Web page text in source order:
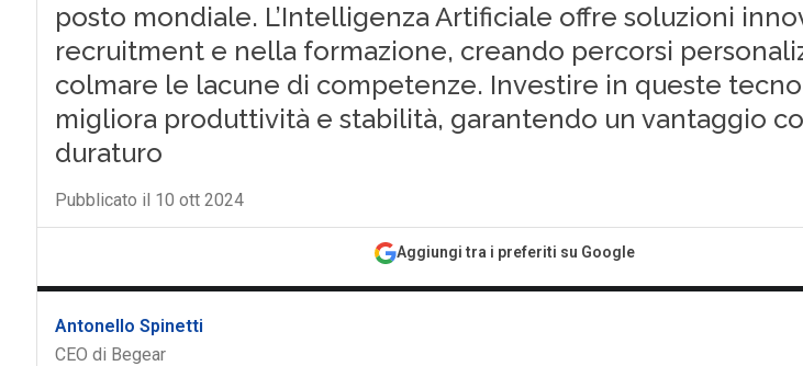
posto mondiale. L’Intelligenza Artificiale offre soluzioni
recruitment e nella formazione, creando percorsi
colmare le lacune di competenze. Investire in queste
migliora produttività e stabilità, garantendo un vantaggio
duraturo
Pubblicato il 10 ott 2024
Aggiungi tra i preferiti su Google
Antonello Spinetti
CEO di Begear